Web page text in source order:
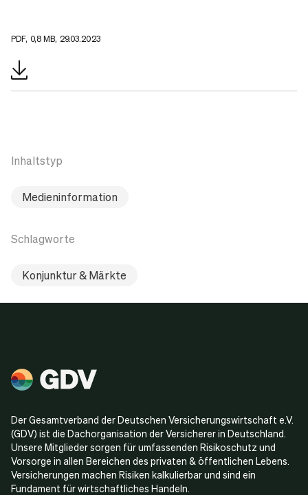
PDF, 0,8 MB, 29.03.2023
Inhaltstyp
Medieninformation
Schlagworte
Konjunktur & Märkte
Der Gesamtverband der Deutschen Versicherungswirtschaft e.V.
(GDV) ist die Dachorganisation der Versicherer in Deutschland.
Unsere Mitglieder sorgen für umfassenden Risikoschutz und
Vorsorge in allen Bereichen des privaten & öffentlichen Lebens.
Versicherungen machen Risiken kalkulierbar und sind ein
Fundament für wirtschaftliches Handeln.